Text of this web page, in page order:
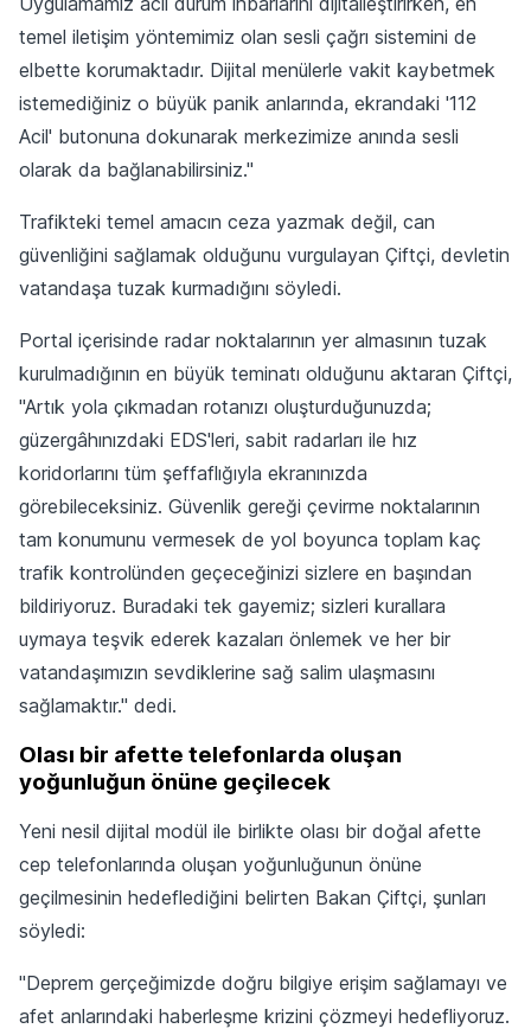
temel iletişim yöntemimiz olan sesli çağrı sistemini de
elbette korumaktadır. Dijital menülerle vakit kaybetmek
istemediğiniz o büyük panik anlarında, ekrandaki '112
Acil' butonuna dokunarak merkezimize anında sesli
olarak da bağlanabilirsiniz."
Trafikteki temel amacın ceza yazmak değil, can
güvenliğini sağlamak olduğunu vurgulayan Çiftçi, devletin
vatandaşa tuzak kurmadığını söyledi.
Portal içerisinde radar noktalarının yer almasının tuzak
kurulmadığının en büyük teminatı olduğunu aktaran Çiftçi,
"Artık yola çıkmadan rotanızı oluşturduğunuzda;
güzergâhınızdaki EDS'leri, sabit radarları ile hız
koridorlarını tüm şeffaflığıyla ekranınızda
görebileceksiniz. Güvenlik gereği çevirme noktalarının
tam konumunu vermesek de yol boyunca toplam kaç
trafik kontrolünden geçeceğinizi sizlere en başından
bildiriyoruz. Buradaki tek gayemiz; sizleri kurallara
uymaya teşvik ederek kazaları önlemek ve her bir
vatandaşımızın sevdiklerine sağ salim ulaşmasını
sağlamaktır." dedi.
Olası bir afette telefonlarda oluşan
yoğunluğun önüne geçilecek
Yeni nesil dijital modül ile birlikte olası bir doğal afette
cep telefonlarında oluşan yoğunluğunun önüne
geçilmesinin hedeflediğini belirten Bakan Çiftçi, şunları
söyledi:
"Deprem gerçeğimizde doğru bilgiye erişim sağlamayı ve
afet anlarındaki haberleşme krizini çözmeyi hedefliyoruz.